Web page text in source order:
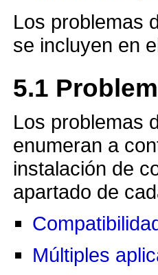
Los problemas
se incluyen en
5.1
Los problemas
enumeran a
instalación de
apartado de
Múltiples